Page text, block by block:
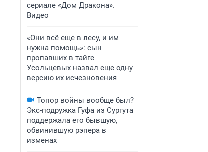
сериале «Дом Дракона».
Видео
«Они всё еще в лесу, и им
нужна помощь»: сын
пропавших в тайге
Усольцевых назвал еще одну
версию их исчезновения
Топор войны вообще был?
Экс-подружка Гуфа из Сургута
поддержала его бывшую,
обвинившую рэпера в
изменах